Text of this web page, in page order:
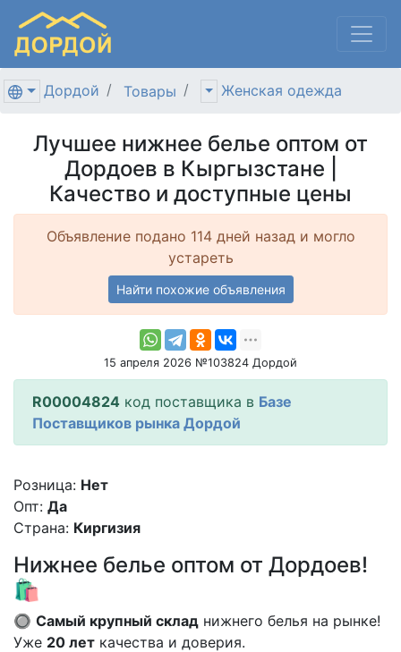
Дордой Товары Женская одежда
Лучшее нижнее белье оптом от
Дордоев в Кыргызстане |
Качество и доступные цены
Объявление подано 114 дней назад и могло
устареть
Найти похожие объявления
15 апреля 2026 №103824 Дордой
R00004824 код поставщика в Базе
Поставщиков рынка Дордой
Розница: Нет
Опт: Да
Страна: Киргизия
Нижнее белье оптом от Дордоев!
🛍️
🔘 Самый крупный склад нижнего белья на рынке!
Уже 20 лет качества и доверия.